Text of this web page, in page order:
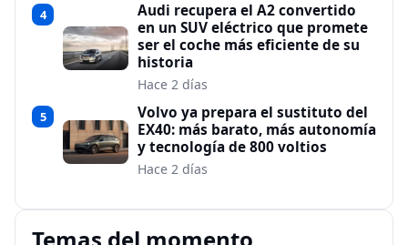
4
Audi recupera el A2 convertido
en un SUV eléctrico que promete
ser el coche más eficiente de su
historia
Hace 2 días
5
Volvo ya prepara el sustituto del
EX40: más barato, más autonomía
y tecnología de 800 voltios
Hace 2 días